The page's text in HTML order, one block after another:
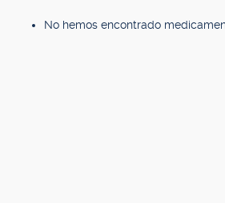
No hemos encontrado